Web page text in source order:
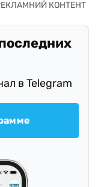
в Telegram